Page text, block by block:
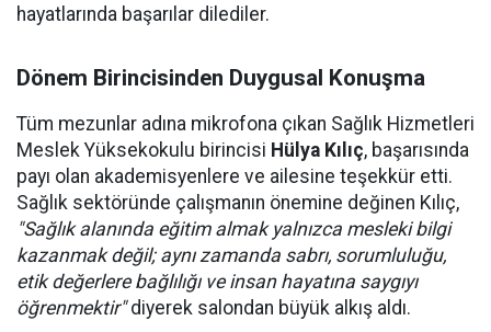
hayatlarında başarılar dilediler.
Dönem Birincisinden Duygusal Konuşma
Tüm mezunlar adına mikrofona çıkan Sağlık Hizmetleri
Meslek Yüksekokulu birincisi Hülya Kılıç, başarısında
payı olan akademisyenlere ve ailesine teşekkür etti.
Sağlık sektöründe çalışmanın önemine değinen Kılıç,
"Sağlık alanında eğitim almak yalnızca mesleki bilgi
kazanmak değil; aynı zamanda sabrı, sorumluluğu,
etik değerlere bağlılığı ve insan hayatına saygıyı
öğrenmektir"diyerek salondan büyük alkış aldı.